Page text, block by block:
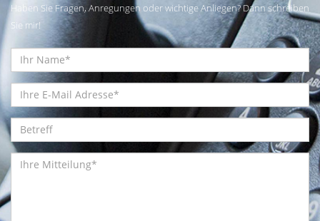
Haben Sie Fragen, Anregungen oder wichtige Anliegen? Dann schreiben
Sie mir!